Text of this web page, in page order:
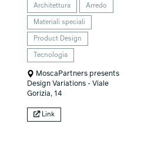
Architettura Arredo
Materiali speciali
Product Design
Tecnologia
MoscaPartners presents
Design Variations - Viale
Gorizia, 14
Link